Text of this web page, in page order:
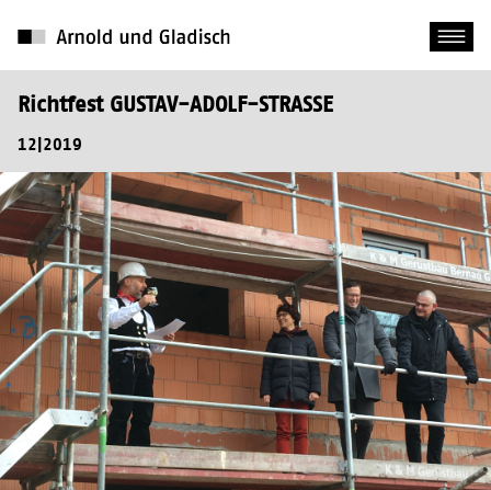
Richtfest GUSTAV-ADOLF-STRASSE
12|2019
Von links: M. Bettge, J. Meitzner, L. Holborn, F.Arnold